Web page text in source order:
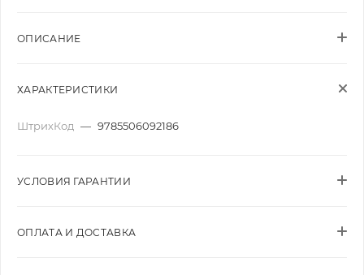
ОПИСАНИЕ
ХАРАКТЕРИСТИКИ
ШтрихКод — 9785506092186
УСЛОВИЯ ГАРАНТИИ
ОПЛАТА И ДОСТАВКА